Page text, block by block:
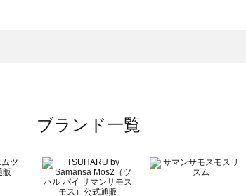
ブランド一覧